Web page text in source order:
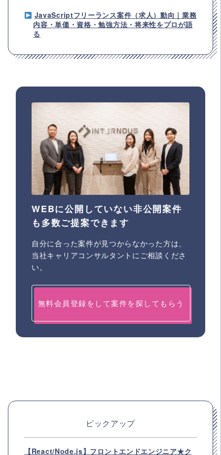
JavaScriptフリーランス案件（求人）動向｜業務
内容・単価・資格・勉強方法・将来性をプロが語
る
WEBに公開していない非公開案件
も多数ご提案できます
自分に合った案件が見つからなかった方は、
当社キャリアコンサルタントにご相談くださ
い。
無料会員登録をして案件を探してもらう
ピックアップ
【React/Node.js】フロントエンドエンジニア★ク